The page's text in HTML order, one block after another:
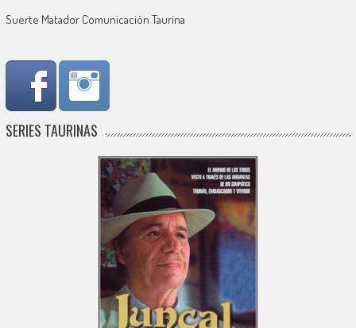
Suerte Matador Comunicación Taurina
SERIES TAURINAS